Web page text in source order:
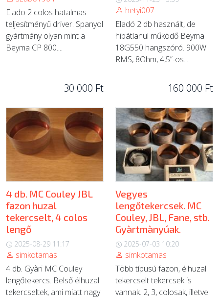
Elado 2 colos hatalmas
teljesítményű driver. Spanyol
gyártmány olyan mint a
Beyma CP 800....
30 000 Ft
hetyi007
Eladó 2 db használt, de
hibátlanul működő Beyma
18G550 hangszóró. 900W
RMS, 8Ohm, 4,5”-os...
160 000 Ft
4 db. MC Couley JBL
fazon huzal
tekercselt, 4 colos
lengő
2025-08-29 11:17
simkotamas
4 db. Gyàri MC Couley
lengőtekercs. Belső élhuzal
tekercseltek, ami miatt nagy
Vegyes
lengőtekercsek. MC
Couley, JBL, Fane, stb.
Gyàrtmànyúak.
2025-07-03 10:20
simkotamas
Több típusú fazon, élhuzal
tekercselt tekercsek is
vannak. 2, 3, colosak, illetve